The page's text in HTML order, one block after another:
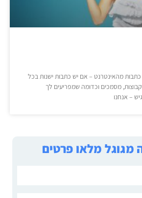
מגוגל מלאו פרטים
מהאינטרנט – אם יש כתבות ישנות בכל
קבוצות, מסמכים וכדומה שמפריעים לך
– אנחנו